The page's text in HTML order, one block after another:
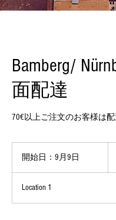
Bamberg/
面配達
70€以上ご注文のお客様は
開始日：9月9日
9
Location 1